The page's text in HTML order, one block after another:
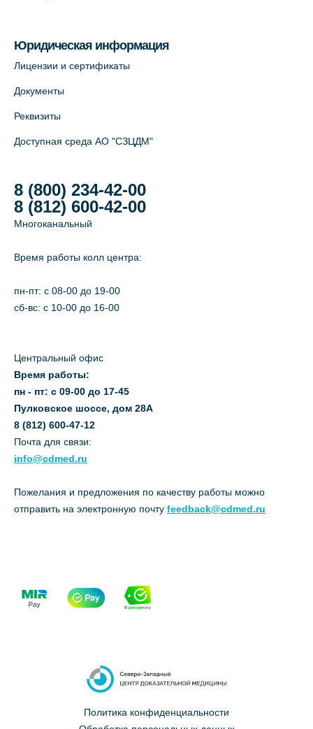
Юридическая информация
Лицензии и сертификаты
Документы
Реквизиты
Доступная среда АО "СЗЦДМ"
8 (800) 234-42-00
8 (812) 600-42-00
Многоканальный
Время работы колл центра:
пн-пт: c 08-00 до 19-00
сб-вс: с 10-00 до 16-00
Центральный офис
Время работы:
пн - пт: с 09-00 до 17-45
Пулковское шоссе, дом 28А
8 (812) 600-47-12
Почта для связи:
info@cdmed.ru
Пожелания и предложения по качеству работы можно
отправить на электронную почту feedback@cdmed.ru
Политика конфиденциальности